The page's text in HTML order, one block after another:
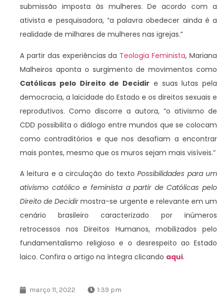
submissão imposta às mulheres. De acordo com a
ativista e pesquisadora, “a palavra obedecer ainda é a
realidade de milhares de mulheres nas igrejas.”
A partir das experiências da Teologia Feminista, Mariana
Malheiros aponta o surgimento de movimentos como
Católicas pelo Direito de Decidir e suas lutas pela
democracia, a laicidade do Estado e os direitos sexuais e
reprodutivos. Como discorre a autora, “o ativismo de
CDD possibilita o diálogo entre mundos que se colocam
como contraditórios e que nos desafiam a encontrar
mais pontes, mesmo que os muros sejam mais visíveis.”
A leitura e a circulação do textoPossibilidades para um
ativismo católico e feminista a partir de Católicas pelo
Direito de Decidirmostra-se urgente e relevante em um
cenário brasileiro caracterizado por inúmeros
retrocessos nos Direitos Humanos, mobilizados pelo
fundamentalismo religioso e o desrespeito ao Estado
laico. Confira o artigo na íntegra clicando aqui.
março 11, 2022
1:39 pm